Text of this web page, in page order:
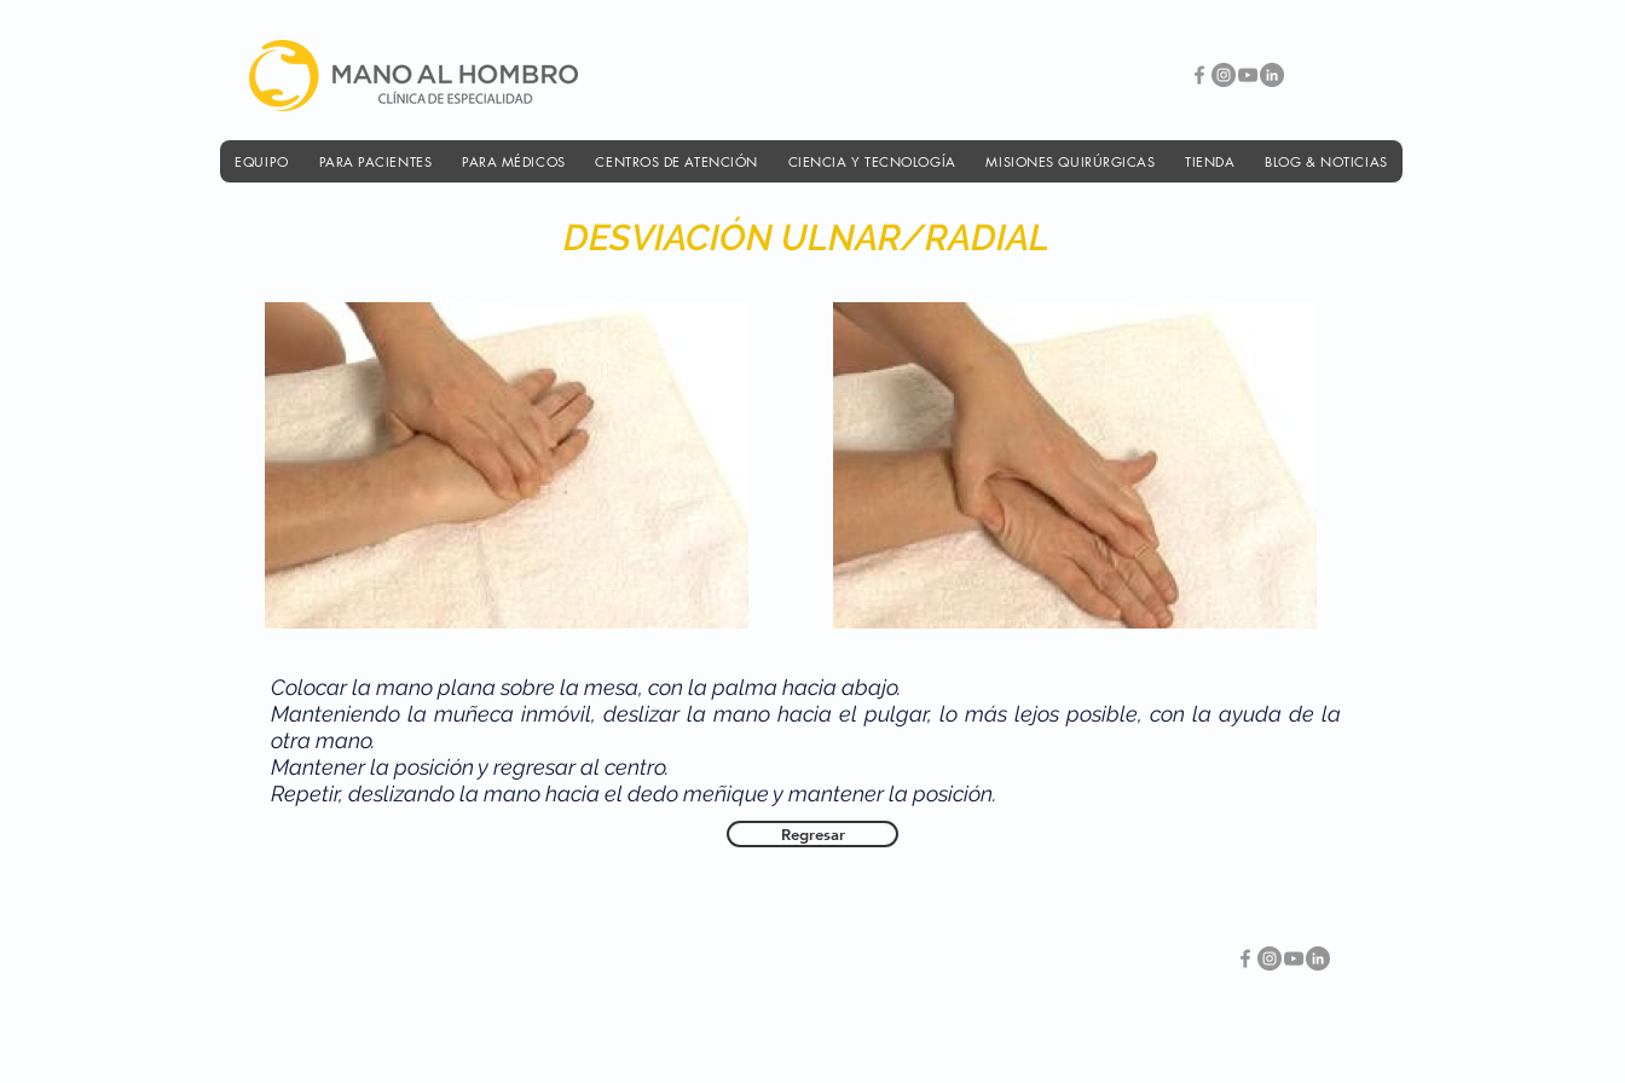
EQUIPO PARA PACIENTES PARA MÉDICOS CENTROS DE ATENCIÓN CIENCIA Y TECNOLOGÍA MISIONES QUIRÚRGICAS TIENDA BLOG & NOTICIAS
DESVIACIÓN ULNAR/RADIAL
Colocar la mano plana sobre la mesa, con la palma hacia abajo.
Manteniendo la muñeca inmóvil, deslizar la mano hacia el pulgar, lo más lejos posible, con la ayuda de la
otra mano.
Mantener la posición y regresar al centro.
Repetir, deslizando la mano hacia el dedo meñique y mantener la posición.
Regresar